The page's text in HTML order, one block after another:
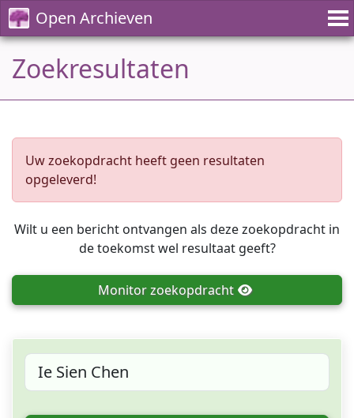
Open Archieven
Zoekresultaten
Uw zoekopdracht heeft geen resultaten
opgeleverd!
Wilt u een bericht ontvangen als deze zoekopdracht in
de toekomst wel resultaat geeft?
Monitorzoekopdracht